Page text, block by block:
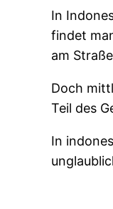
In
findet
am
Doch
Teil des
In